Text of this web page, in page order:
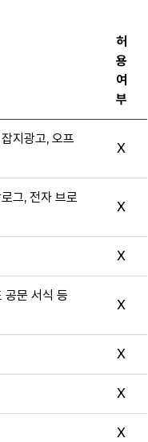
허
용
여
부
지광고, 오프
X
그, 전자 브로
X
X
공문 서식 등
X
X
X
X